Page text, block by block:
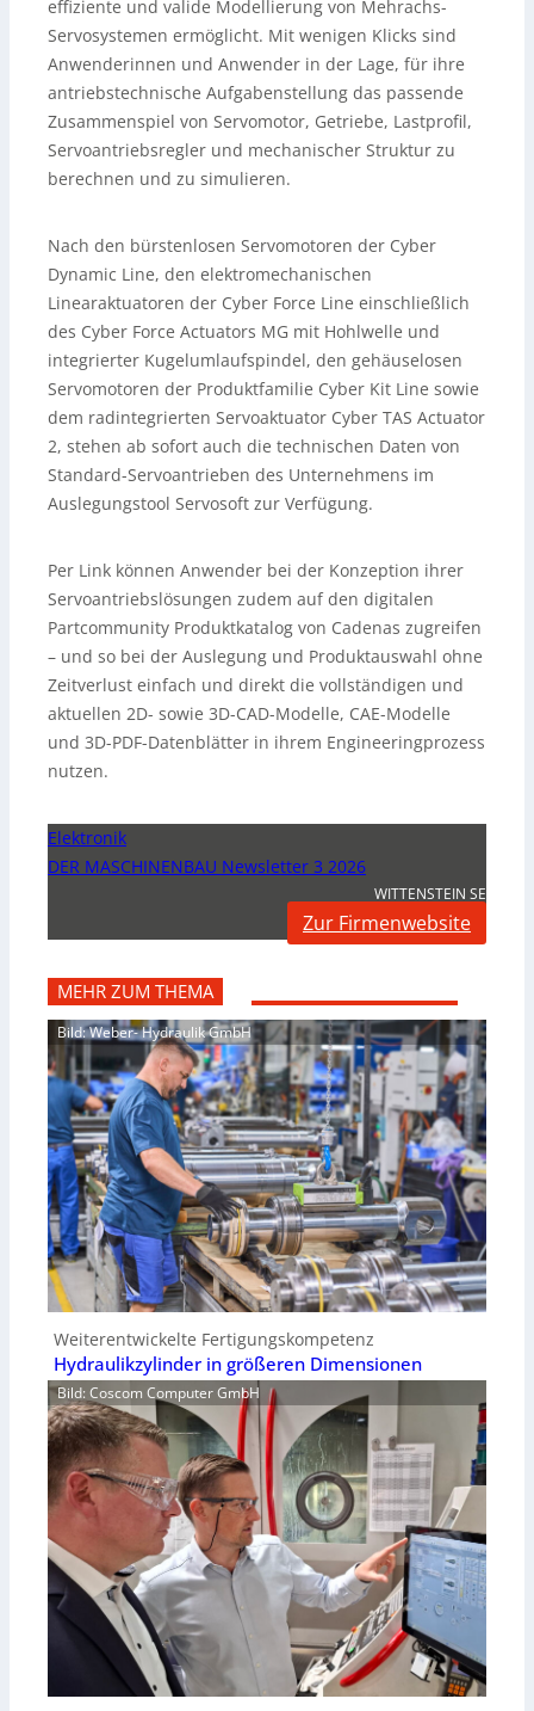
effiziente und valide Modellierung von Mehrachs-
Servosystemen ermöglicht. Mit wenigen Klicks sind
Anwenderinnen und Anwender in der Lage, für ihre
antriebstechnische Aufgabenstellung das passende
Zusammenspiel von Servomotor, Getriebe, Lastprofil,
Servoantriebsregler und mechanischer Struktur zu
berechnen und zu simulieren.
Nach den bürstenlosen Servomotoren der Cyber
Dynamic Line, den elektromechanischen
Linearaktuatoren der Cyber Force Line einschließlich
des Cyber Force Actuators MG mit Hohlwelle und
integrierter Kugelumlaufspindel, den gehäuselosen
Servomotoren der Produktfamilie Cyber Kit Line sowie
dem radintegrierten Servoaktuator Cyber TAS Actuator
2, stehen ab sofort auch die technischen Daten von
Standard-Servoantrieben des Unternehmens im
Auslegungstool Servosoft zur Verfügung.
Per Link können Anwender bei der Konzeption ihrer
Servoantriebslösungen zudem auf den digitalen
Partcommunity Produktkatalog von Cadenas zugreifen
– und so bei der Auslegung und Produktauswahl ohne
Zeitverlust einfach und direkt die vollständigen und
aktuellen 2D- sowie 3D-CAD-Modelle, CAE-Modelle
und 3D-PDF-Datenblätter in ihrem Engineeringprozess
nutzen.
Elektronik
DER MASCHINENBAU Newsletter 3 2026
WITTENSTEIN SE
Zur Firmenwebsite
MEHR ZUM THEMA
Bild: Weber- Hydraulik GmbH
Weiterentwickelte Fertigungskompetenz
Hydraulikzylinder in größeren Dimensionen
Bild: Coscom Computer GmbH